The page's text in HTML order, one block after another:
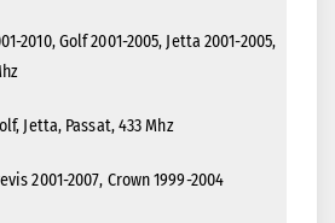
2010, Golf 2001-2005, Jetta 2001-2005,
Jetta, Passat, 433 Mhz
2001-2007, Crown 1999-2004